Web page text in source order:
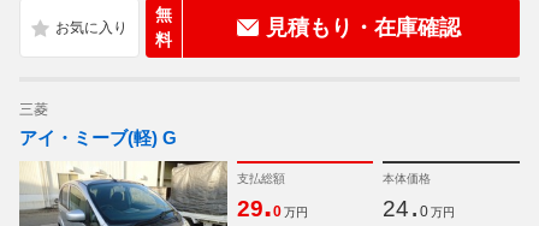
無
料
見積もり・在庫確認
三菱
アイ・ミーブ(軽) G
支払総額
29.0 万円
本体価格
24. 0 万円